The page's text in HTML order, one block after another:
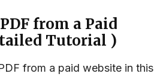
from a Paid
Tutorial )
from a paid website in this